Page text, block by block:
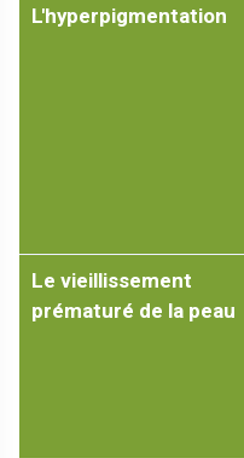
L'hyperpigmentation
Le vieillissement
prématuré de la peau